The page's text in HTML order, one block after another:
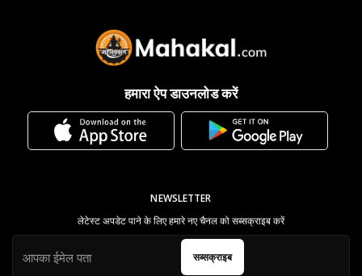
हमारा ऐप डाउनलोड करें
NEWSLETTER
लेटेस्ट अपडेट पाने के लिए हमारे नए चैनल को सब्सक्राइब करें
सब्सक्राइब